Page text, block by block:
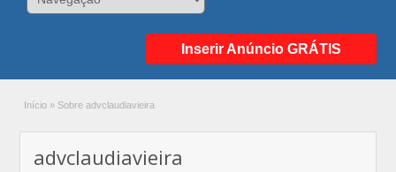
Inserir Anúncio GRÁTIS
Início » Sobre advclaudiavieira
advclaudiavieira